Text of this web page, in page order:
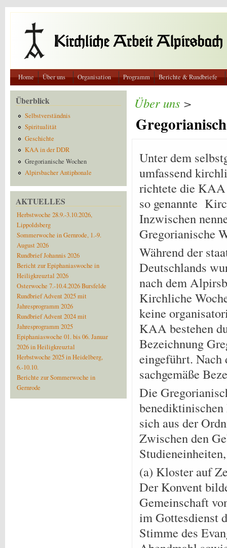
Direkt zum Inhalt
Home Über uns Organisation Programm Berichte & Rundbriefe
Überblick
Selbstverständnis
Spiritualität
Geschichte
KAA in der DDR
Gregorianische Wochen
Alpirsbacher Antiphonale
AKTUELLES
Herbstwoche 28.9.-3.10.2026,
Lippoldsberg
Sommerwoche in Gernrode, 1.-9.
August 2026
Rundbrief Johannis 2026
Bericht zur Epiphaniaswoche in
Heiligkreuztal 2026
Osterwoche 7.-10.4.2026 Bursfelde
Rundbrief Advent 2025 mit
Jahresprogramm 2026
Rundbrief Advent 2024 mit
Jahresprogramm 2025
Epiphaniaswoche 01. bis 06. Januar
2026 in Heiligkreuztal
Herbstwoche 2025 in Heidelberg,
6.-10.10.
Berichte zur Sommerwoche in
Gernrode
Über uns >
Unter dem
umfassend
richtete die
so genannte
Inzwischen
Gregorianische
Während der
Deutschlands
nach dem
Kirchliche
keine
KAA bestehen
Bezeichnung
eingeführt.
sachgemäße
Die
sich aus der
Zwischen den
(a) Kloster auf
Der Konvent
Gemeinschaft
im Gottesdienst
Stimme des